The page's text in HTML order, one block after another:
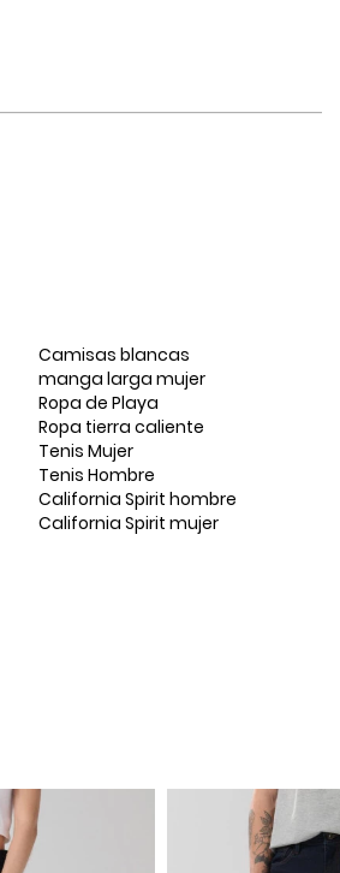
Camisas blancas
manga larga mujer
Ropa de Playa
Ropa tierra caliente
Tenis Mujer
Tenis Hombre
California Spirit hombre
California Spirit mujer